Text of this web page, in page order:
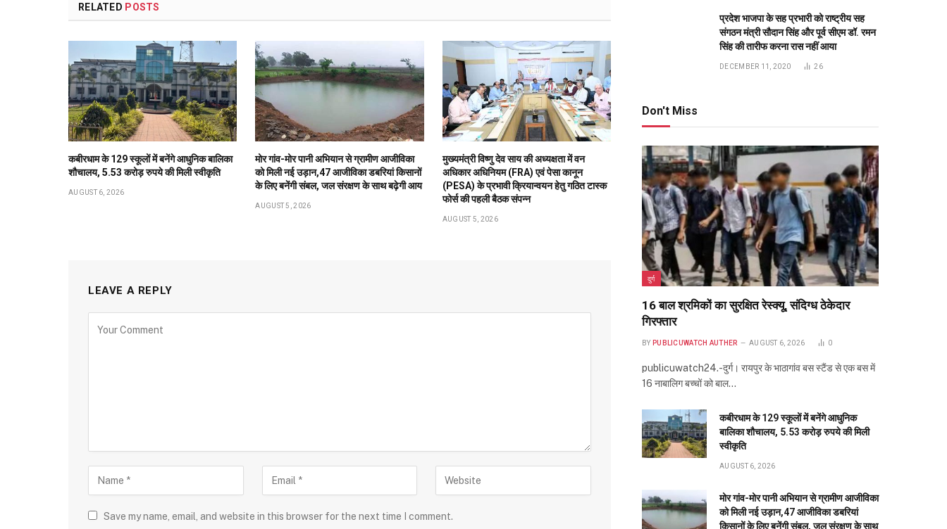
RELATED POSTS
कबीरधाम के 129 स्कूलों में बनेंगे आधुनिक बालिका
शौचालय, 5.53 करोड़ रुपये की मिली स्वीकृति
AUGUST 6, 2026
मोर गांव-मोर पानी अभियान से ग्रामीण आजीविका
को मिली नई उड़ान,47 आजीविका डबरियां किसानों
के लिए बनेंगी संबल, जल संरक्षण के साथ बढ़ेगी आय
AUGUST 5, 2026
मुख्यमंत्री विष्णु देव साय की अध्यक्षता में वन
अधिकार अधिनियम (FRA) एवं पेसा कानून
(PESA) के प्रभावी क्रियान्वयन हेतु गठित टास्क
फोर्स की पहली बैठक संपन्न
AUGUST 5, 2026
LEAVE A REPLY
Save my name, email, and website in this browser for the next time I comment.
प्रदेश भाजपा के सह प्रभारी को राष्ट्रीय सह
संगठन मंत्री सौदान सिंह और पूर्व सीएम डॉ. रमन
सिंह की तारीफ करना रास नहीं आया
DECEMBER 11, 2020 26
Don't Miss
दुर्ग
16 बाल श्रमिकों का सुरक्षित रेस्क्यू, संदिग्ध ठेकेदार
गिरफ्तार
BY PUBLICUWATCH AUTHER AUGUST 6, 2026 0
publicuwatch24.-दुर्ग। रायपुर के भाठागांव बस स्टैंड से एक बस में
16 नाबालिग बच्चों को बाल…
कबीरधाम के 129 स्कूलों में बनेंगे आधुनिक
बालिका शौचालय, 5.53 करोड़ रुपये की मिली
स्वीकृति
AUGUST 6, 2026
मोर गांव-मोर पानी अभियान से ग्रामीण आजीविका
को मिली नई उड़ान,47 आजीविका डबरियां
किसानों के लिए बनेंगी संबल, जल संरक्षण के साथ